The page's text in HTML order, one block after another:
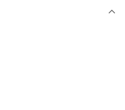
付款。
付」後，將跳轉至「AFTEE先享後付」
通知簡訊。
擊此簡訊中的連結，可透過四大超商／
款，方視為交易完成。
上)免運費
上)免運費
上)免運費